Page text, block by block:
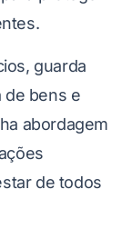
guarda
de bens e
abordagem
de todos